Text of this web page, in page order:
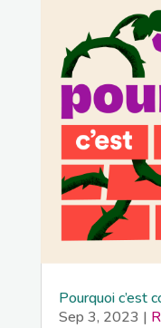
Pourquoi c’est
Sep 3, 2023 |